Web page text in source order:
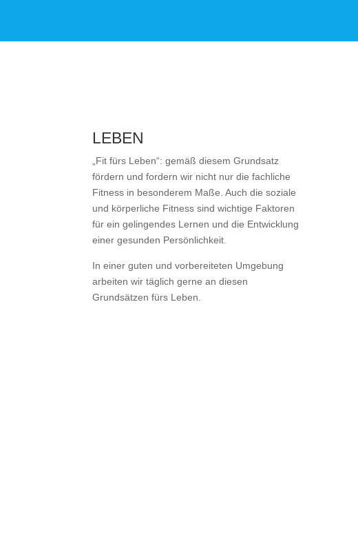
LEBEN
„Fit fürs Leben“: gemäß diesem Grundsatz
fördern und fordern wir nicht nur die fachliche
Fitness in besonderem Maße. Auch die soziale
und körperliche Fitness sind wichtige Faktoren
für ein gelingendes Lernen und die Entwicklung
einer gesunden Persönlichkeit.
In einer guten und vorbereiteten Umgebung
arbeiten wir täglich gerne an diesen
Grundsätzen fürs Leben.